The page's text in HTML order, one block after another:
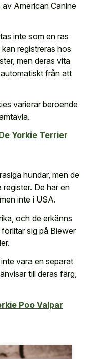
American Canine
inte som en ras
registreras hos
men deras vita
från att
varierar beroende
Yorkie Terrier
hundar, men de
register. De har en
inte i USA.
och de erkänns
sig på Biewer
vara en separat
till deras färg,
Poo Valpar